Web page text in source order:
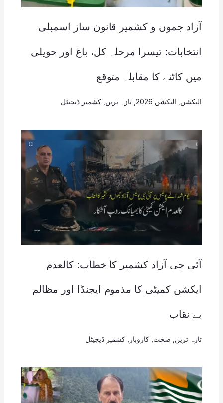
آزاد جموں و کشمیر قانون ساز اسمبلی
انتخابات: تیسرا مرحلہ کل، باغ اور حویلی
میں کاٹنے کا مقابلہ متوقع
الیکشن الیکشن 2026 , تازہ ترین کشمیر ڈیجیٹل
آئی جی آزاد کشمیر کا خطاب: کالعدم
ایکشن کمیٹی کا مذموم ایجنڈا اور مظالم
بے نقاب
تازہ ترین صحت کاروبار کشمیر ڈیجیٹل